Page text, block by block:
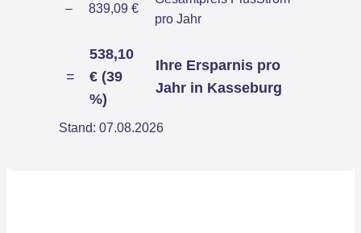
– 839,09 €
pro Jahr
=
538,10
€ (39
%)
Ihre Ersparnis pro
Jahr in Kasseburg
Stand: 07.08.2026